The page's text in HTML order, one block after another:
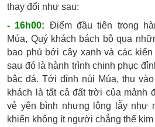
thay đổi như sau:
- 16h00: Điểm đầu tiên trong
Múa, Quý khách bách bộ qua
bao phủ bởi cây xanh và các
sau đó là hành trình chinh phục
bậc đá. Tới đỉnh núi Múa, thu
khách là tất cả đất trời của mảnh
vẻ yên bình nhưng lộng lẫy như
khiến không ít người chẳng thể